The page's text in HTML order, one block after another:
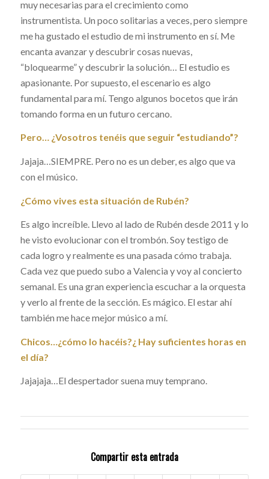
muy necesarias para el crecimiento como
instrumentista. Un poco solitarias a veces, pero siempre
me ha gustado el estudio de mi instrumento en sí. Me
encanta avanzar y descubrir cosas nuevas,
“bloquearme” y descubrir la solución… El estudio es
apasionante. Por supuesto, el escenario es algo
fundamental para mí. Tengo algunos bocetos que irán
tomando forma en un futuro cercano.
Pero… ¿Vosotros tenéis que seguir “estudiando”?
Jajaja…SIEMPRE. Pero no es un deber, es algo que va
con el músico.
¿Cómo vives esta situación de Rubén?
Es algo increíble. Llevo al lado de Rubén desde 2011 y lo
he visto evolucionar con el trombón. Soy testigo de
cada logro y realmente es una pasada cómo trabaja.
Cada vez que puedo subo a Valencia y voy al concierto
semanal. Es una gran experiencia escuchar a la orquesta
y verlo al frente de la sección. Es mágico. El estar ahí
también me hace mejor músico a mí.
Chicos…¿cómo lo hacéis?¿ Hay suficientes horas en
el día?
Jajajaja…El despertador suena muy temprano.
Compartir esta entrada